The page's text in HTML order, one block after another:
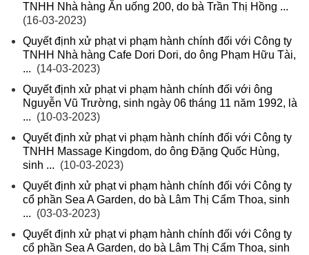
TNHH Nhà hàng Ăn uống 200, do bà Trần Thị Hồng ...
(16-03-2023)
Quyết định xử phạt vi phạm hành chính đối với Công ty
TNHH Nhà hàng Cafe Dori Dori, do ông Phạm Hữu Tài,
... (14-03-2023)
Quyết định xử phạt vi phạm hành chính đối với ông
Nguyễn Vũ Trường, sinh ngày 06 tháng 11 năm 1992, là
... (10-03-2023)
Quyết định xử phạt vi phạm hành chính đối với Công ty
TNHH Massage Kingdom, do ông Đặng Quốc Hùng,
sinh ... (10-03-2023)
Quyết định xử phạt vi phạm hành chính đối với Công ty
cổ phần Sea A Garden, do bà Lâm Thị Cẩm Thoa, sinh
... (03-03-2023)
Quyết định xử phạt vi phạm hành chính đối với Công ty
cổ phần Sea A Garden, do bà Lâm Thị Cẩm Thoa, sinh